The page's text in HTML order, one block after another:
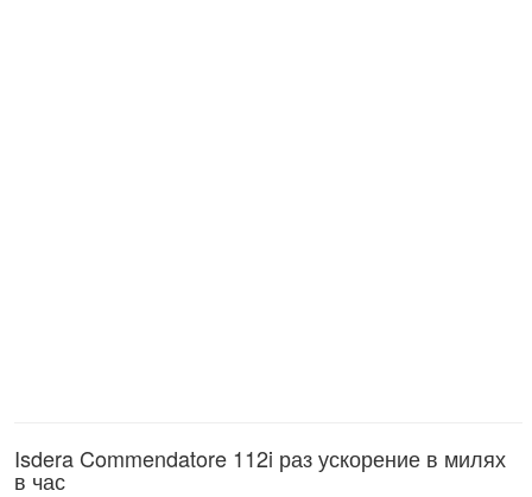
Isdera Commendatore 112i раз ускорение в милях
в час